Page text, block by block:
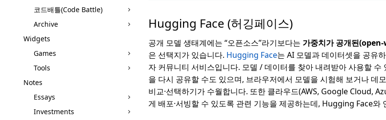
코드배틀(Code Battle)
Archive
Widgets
Games
Tools
Notes
Essays
Investments
Hugging Face (허깅페이스)
공개 모델 생태계에는 “오픈소스”라기보다는 가중치가 공개된
은 선택지가 있습니다. Hugging Face는 AI 모델과 데이터셋을 공유
자 커뮤니티 서비스입니다. 모델 / 데이터를 찾아 내려받아 사용할
을 다시 공유할 수도 있으며, 브라우저에서 모델을 시험해 보거나 데
비교·선택하기가 수월합니다. 또한 클라우드(AWS, Google Cloud,
게 배포·서빙할 수 있도록 관련 기능을 제공하는데, Hugging Face와